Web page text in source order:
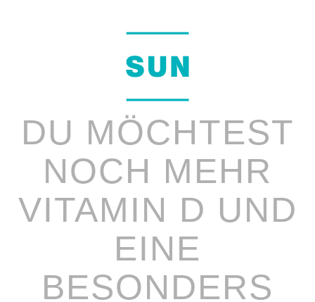
DU MÖCHTEST
NOCH MEHR
VITAMIN D UND
EINE
BESONDERS